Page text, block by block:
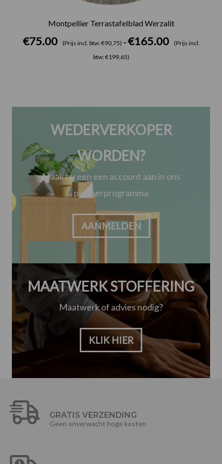
Montpellier Terrastafelblad Werzalit
€75.00 (Prijs incl. btw: €90,75) - €165.00
(Prijs incl.
btw: €199,65)
WEDERVERKOPER
WORDEN?
Maak nu een een account aan in ons
partnerprogramma
AANMELDEN
MAATWERK STOFFERING
Maatwerk of advies nodig?
KLIK HIER
GRATIS VERZENDING
Geen onverwacht hoge kosten